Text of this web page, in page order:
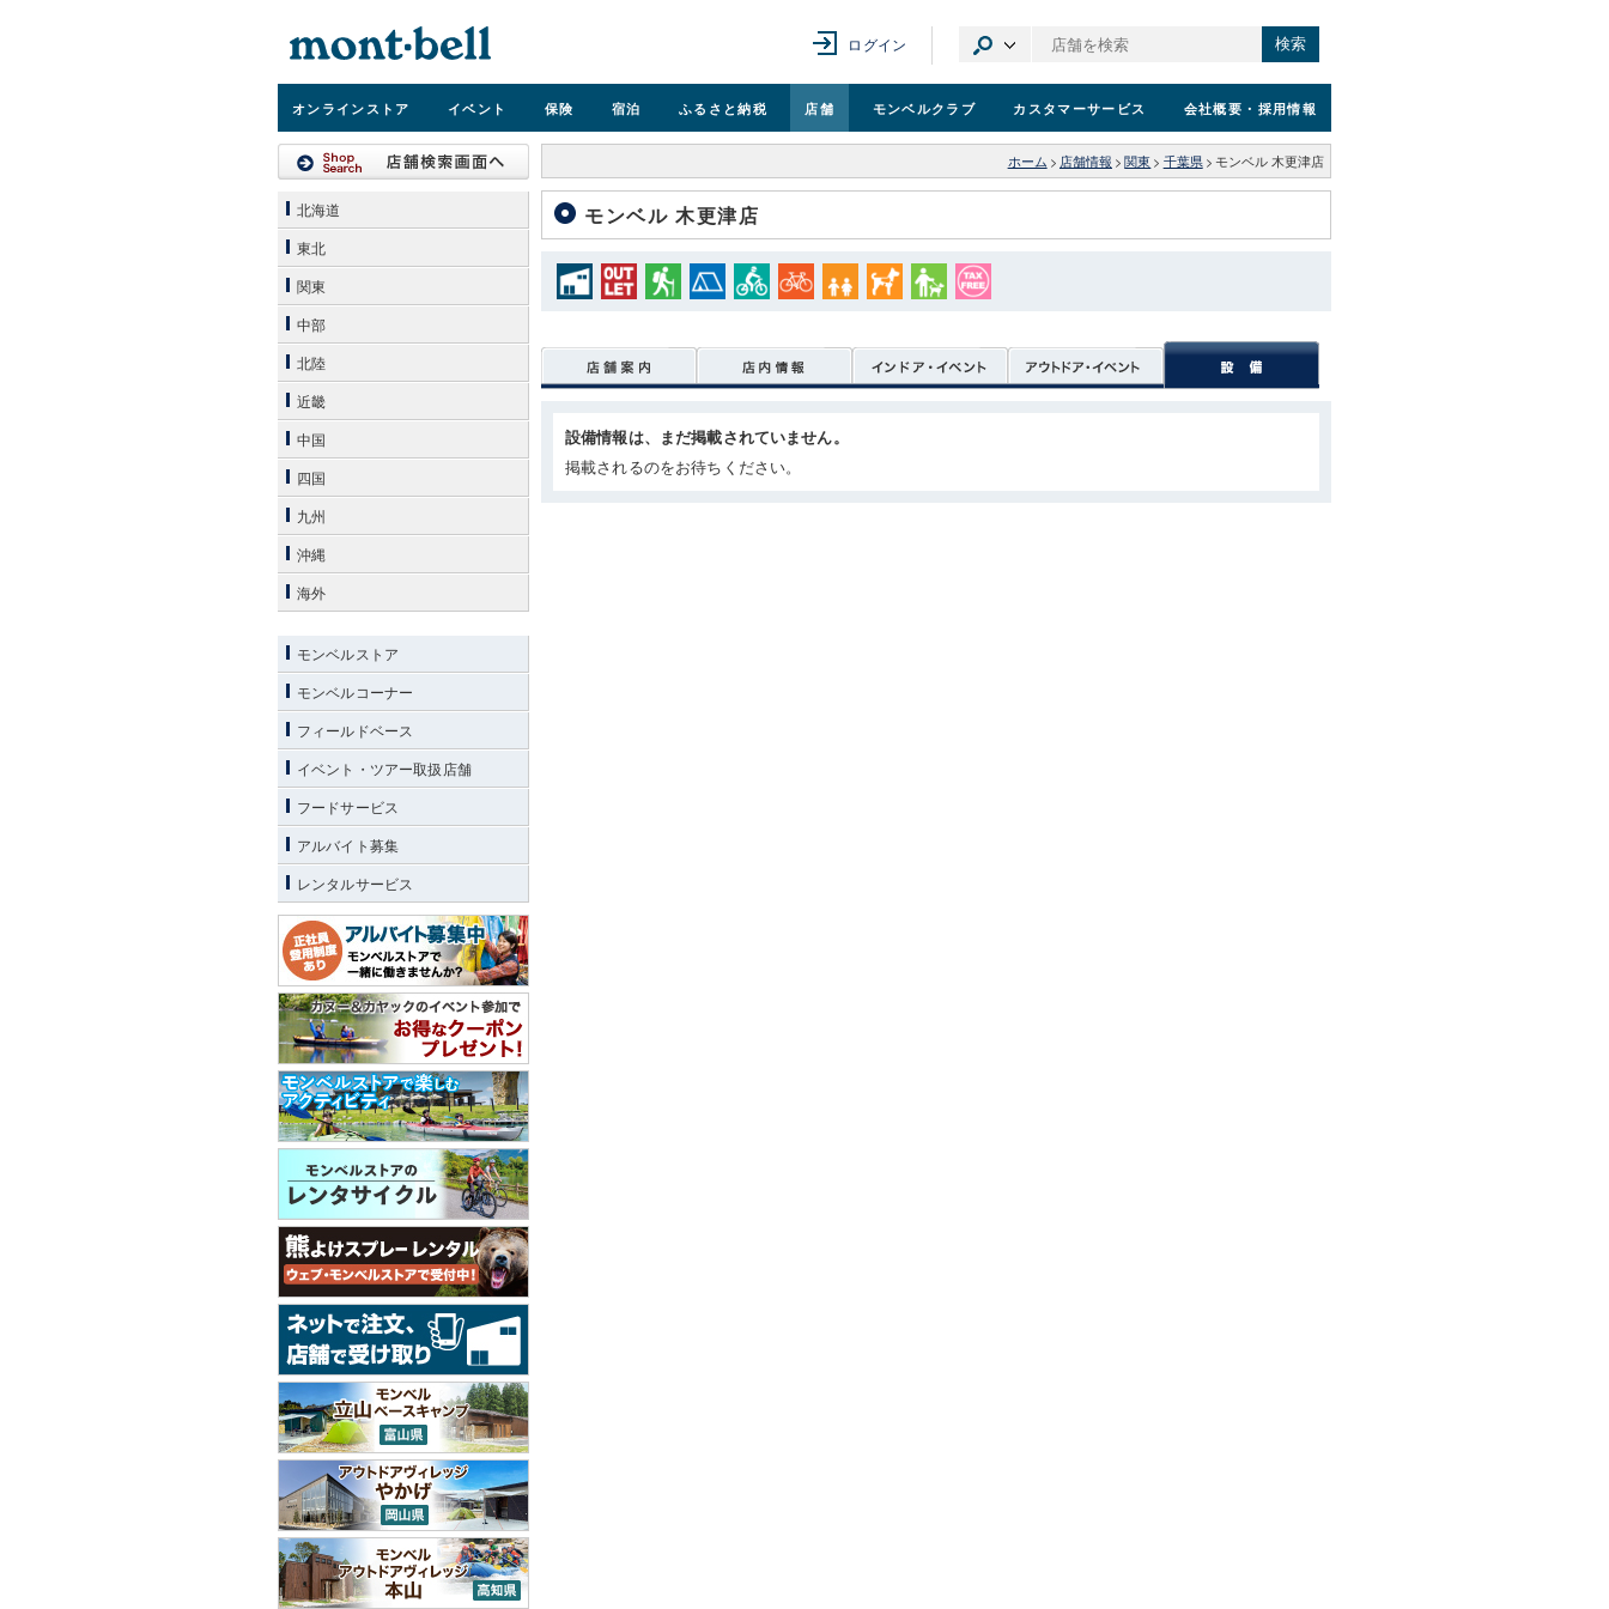
ログイン 検索
オンラインストア イベント 保険 宿泊 ふるさと納税 店舗 モンベルクラブ カスタマーサービス 会社概要 ・採用情報
ホーム > 店舗情報 > 関東 > 千葉県 > モンベル 木更津店
モンベル 木更津店
設備情報は、まだ掲載されていません。
掲載されるのをお待ちください。
北海道
東北
関東
中部
北陸
近畿
中国
四国
九州
沖縄
海外
モンベルストア
モンベルコーナー
フィールドベース
イベント・ツアー取扱店舗
フードサービス
アルバイト募集
レンタルサービス